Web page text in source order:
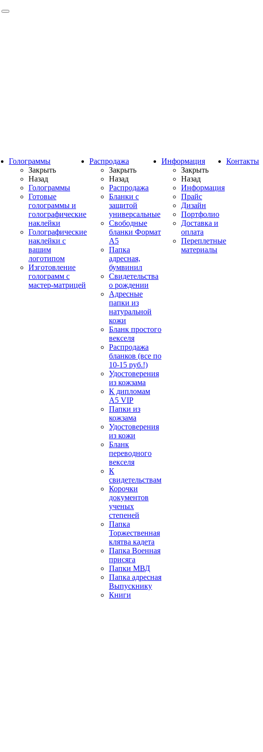
Голограммы
Закрыть
Назад
Голограммы
Готовые
голограммы и
голографические
наклейки
Голографические
наклейки с
вашим
логотипом
Изготовление
голограмм с
мастер-матрицей
Распродажа
Закрыть
Назад
Распродажа
Бланки с
защитой
универсальные
Свободные
бланки Формат
А5
Папка
адресная,
бумвинил
Свидетельства
о рождении
Адресные
папки из
натуральной
кожи
Бланк простого
векселя
Распродажа
бланков (все по
10-15 руб.!)
Удостоверения
из кожзама
К дипломам
А5 VIP
Папки из
кожзама
Удостоверения
из кожи
Бланк
переводного
векселя
К
свидетельствам
Корочки
документов
ученых
степеней
Папка
Торжественная
клятва кадета
Папка Военная
присяга
Папки МВД
Папка адресная
Выпускнику
Книги
Информация
Закрыть
Назад
Информация
Прайс
Дизайн
Портфолио
Доставка и
оплата
Переплетные
материалы
Контакты